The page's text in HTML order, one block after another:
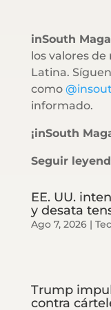
inSouth
los valores
Latina.
como
informado.
¡inSouth
Seguir
EE. UU.
y desata
Ago 7, 2026|
Trump
contra